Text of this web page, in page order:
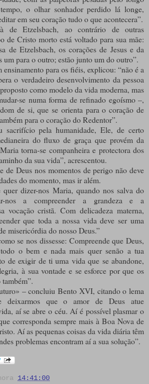
o olhar sonhador perdido lá longe,
em seu coração tudo o que acontecera”.
de Etzelsbach, ao contrário de outras
de Cristo morto está voltado para sua mãe:
de Etzelsbach, os corações de Jesus e da
um para o outro; estão junto um do outro”.
para os fiéis, explicou: “não é a
o verdadeiro desenvolvimento da pessoa
como modelo da vida moderna, mas
se numa forma de refinado egoísmo –,
de si, que se orienta para o coração de
para o coração do Redentor”.
sacrifício pela humanidade, Ele, de certo
do fluxo de graça que provém da
torna-se companheira e protectora dos
da sua vida”, acrescentou.
de Deus nos momentos de perigo não deve
do momento, mas ir além.
quer dizer-nos Maria, quando nos salva do
nos a compreender a grandeza e a
vocação cristã. Com delicadeza materna,
que toda a nossa vida deve ser uma
misericórdia do nosso Deus.”
se nos dissesse: Compreende que Deus,
o bem e nada mais quer senão a tua
de exigir de ti uma vida que se abandone,
à sua vontade e se esforce por que os
– concluiu Bento XVI, citando o lema
deixarmos que o amor de Deus atue
aí se abre o céu. Aí é possível plasmar o
corresponda sempre mais à Boa Nova de
Aí as pequenas coisas da vida diária têm
problemas encontram aí a sua solução”.
14:41:00